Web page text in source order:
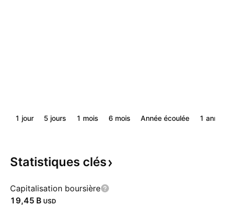
1 jour 5 jours 1 mois 6 mois Année écoulée 1
Statistiques clés
Capitalisation boursière
‪19,45 B‬ USD